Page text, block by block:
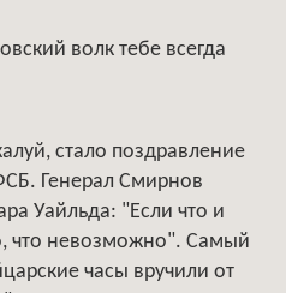
волк тебе всегда
стало поздравление
Генерал Смирнов
Уайльда: "Если что и
что невозможно". Самый
часы вручили от